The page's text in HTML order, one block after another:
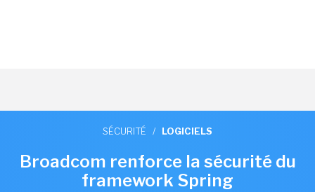
SÉCURITÉ / LOGICIELS
Broadcom renforce la sécurité du
framework Spring